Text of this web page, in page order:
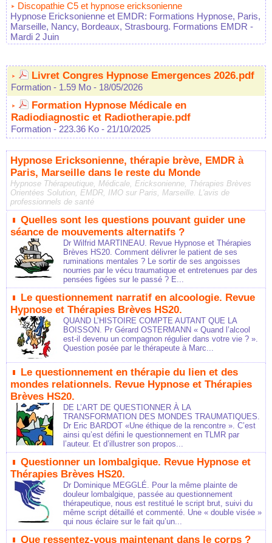
Discopathie C5 et hypnose ericksonienne
Hypnose Ericksonienne et EMDR: Formations Hypnose, Paris,
Marseille, Nancy, Bordeaux, Strasbourg. Formations EMDR -
Mardi 2 Juin
Livret Congres Hypnose Emergences 2026.pdf
Formation - 1.59 Mo - 18/05/2026
Formation Hypnose Médicale en
Radiodiagnostic et Radiotherapie.pdf
Formation - 223.36 Ko - 21/10/2025
Hypnose Ericksonienne, thérapie brève, EMDR à
Paris, Marseille dans le reste du Monde
Hypnose Thérapeutique, Médicale, Ericksonienne, Thérapies Brèves
Orientées Solution, EMDR, IMO sur Paris, Marseille. L'avis de
professionnels de santé
Quelles sont les questions pouvant guider une
séance de mouvements alternatifs ?
Dr Wilfrid MARTINEAU. Revue Hypnose et Thérapies
Brèves HS20. Comment délivrer le patient de ses
ruminations mentales ? Le sortir de ses angoisses
nourries par le vécu traumatique et entretenues par des
pensées figées sur le passé ? E...
Le questionnement narratif en alcoologie. Revue
Hypnose et Thérapies Brèves HS20.
QUAND L’HISTOIRE COMPTE AUTANT QUE LA
BOISSON. Pr Gérard OSTERMANN « Quand l’alcool
est-il devenu un compagnon régulier dans votre vie ? ».
Question posée par le thérapeute à Marc...
Le questionnement en thérapie du lien et des
mondes relationnels. Revue Hypnose et Thérapies
Brèves HS20.
DE L’ART DE QUESTIONNER À LA
TRANSFORMATION DES MONDES TRAUMATIQUES.
Dr Eric BARDOT «Une éthique de la rencontre ». C’est
ainsi qu’est défini le questionnement en TLMR par
l’auteur. Et d’illustrer son propos...
Questionner un lombalgique. Revue Hypnose et
Thérapies Brèves HS20.
Dr Dominique MEGGLÉ. Pour la même plainte de
douleur lombalgique, passée au questionnement
thérapeutique, nous est restitué le script brut, suivi du
même script détaillé et commenté. Une « double visée »
qui nous éclaire sur le fait qu’un...
Que ressentez-vous maintenant dans le corps ?